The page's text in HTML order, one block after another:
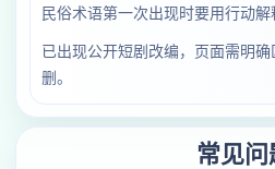
民俗术语第一次出现时要用行动解
已出现公开短剧改编，页面需明
删。
常见问